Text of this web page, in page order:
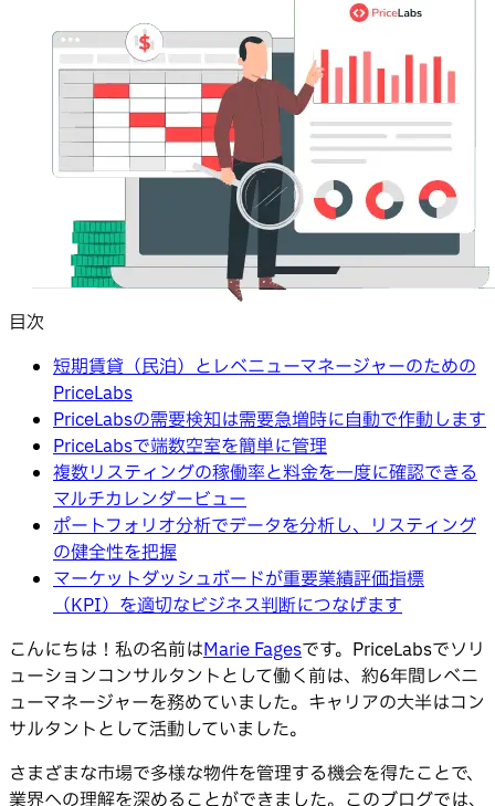
目次
短期賃貸（民泊）とレベニューマネージャーのための
PriceLabs
PriceLabsの需要検知は需要急増時に自動で作動します
PriceLabsで端数空室を簡単に管理
複数リスティングの稼働率と料金を一度に確認できる
マルチカレンダービュー
ポートフォリオ分析でデータを分析し、リスティング
の健全性を把握
マーケットダッシュボードが重要業績評価指標
（KPI）を適切なビジネス判断につなげます
こんにちは！私の名前はMarie Fagesです。PriceLabsでソリ
ューションコンサルタントとして働く前は、約6年間レベニ
ューマネージャーを務めていました。キャリアの大半はコン
サルタントとして活動していました。
さまざまな市場で多様な物件を管理する機会を得たことで、
業界への理解を深めることができました。このブログでは、